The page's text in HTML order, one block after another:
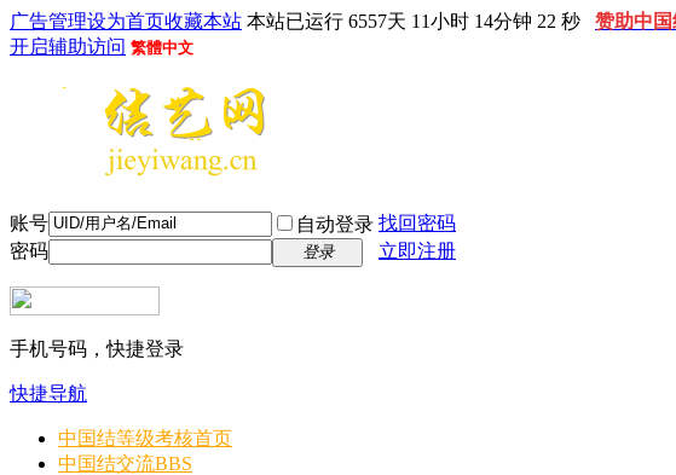
广告管理设为首页收藏本站 本站已运行 6557天 11小时 14分钟 23 秒 赞助中国
开启辅助访问 繁體中文
账号 自动登录 找回密码
密码
登录 立即注册
手机号码，快捷登录
快捷导航
中国结等级考核首页
中国结交流BBS